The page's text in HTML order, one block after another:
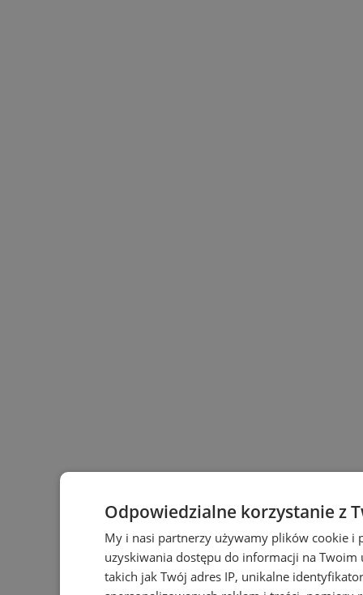
Odpowiedzialne korzystanie z
My i nasi partnerzy używamy plików cookie
uzyskiwania dostępu do informacji na
takich jak Twój adres IP, unikalne